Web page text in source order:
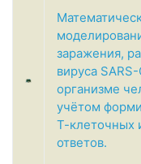
заражения,
вируса
организме
учётом
Т-клеточных
ответов.